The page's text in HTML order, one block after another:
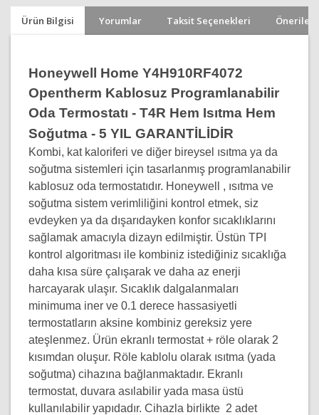
Ürün Bilgisi Yorumlar Taksit Seçenekleri
Honeywell Home Y4H910RF4072
Opentherm Kablosuz Programlanabilir
Oda Termostatı - T4R Hem Isıtma Hem
Soğutma - 5 YIL GARANTİLİDİR
Kombi, kat kaloriferi ve diğer bireysel ısıtma ya da
soğutma sistemleri için tasarlanmış programlanabilir
kablosuz oda termostatıdır. Honeywell , ısıtma ve
soğutma sistem verimliliğini kontrol etmek, siz
evdeyken ya da dışarıdayken konfor sıcaklıklarını
sağlamak amacıyla dizayn edilmiştir. Üstün TPI
kontrol algoritması ile kombiniz istediğiniz sıcaklığa
daha kısa süre çalışarak ve daha az enerji
harcayarak ulaşır. Sıcaklık dalgalanmaları
minimuma iner ve 0.1 derece hassasiyetli
termostatların aksine kombiniz gereksiz yere
ateşlenmez. Ürün ekranlı termostat + röle olarak 2
kısımdan oluşur. Röle kablolu olarak ısıtma (yada
soğutma) cihazına bağlanmaktadır. Ekranlı
termostat, duvara asılabilir yada masa üstü
kullanılabilir yapıdadır. Cihazla birlikte 2 adet